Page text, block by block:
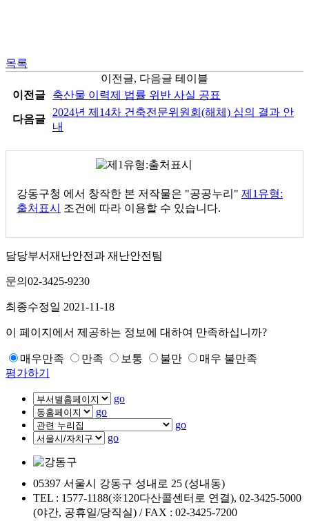
목록
이전글, 다음글 테이블
이전글
축산물 이력제 법률 위반 사실 공표
다음글
2024년 제14차 건축전문위원회(해체) 심의 결과 안
내
강동구청 에서 창작한 본 저작물은 "공공누리" 제1유형:
출처표시
조건에 따라 이용할 수 있습니다.
담당부서재난안전과 재난안전팀
문의 02-3425-9230
최종수정일 2021-11-18
이 페이지에서 제공하는 정보에 대하여 만족하십니까?
매우만족 만족 보통 불만
매우 불만족
평가하기
go
go
go
go
05397 서울시 강동구 성내로 25 (성내동)
TEL : 1577-1188(※120다산콜센터로 연결), 02-3425-5000
(야간, 공휴일/당직실) / FAX : 02-3425-7200